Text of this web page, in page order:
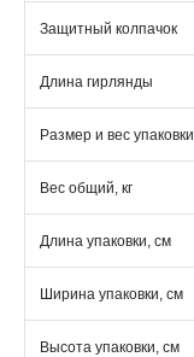
Защитный колпачок
Длина гирлянды
Размер и вес упаковки
Вес общий, кг
Длина упаковки, см
Ширина упаковки, см
Высота упаковки, см